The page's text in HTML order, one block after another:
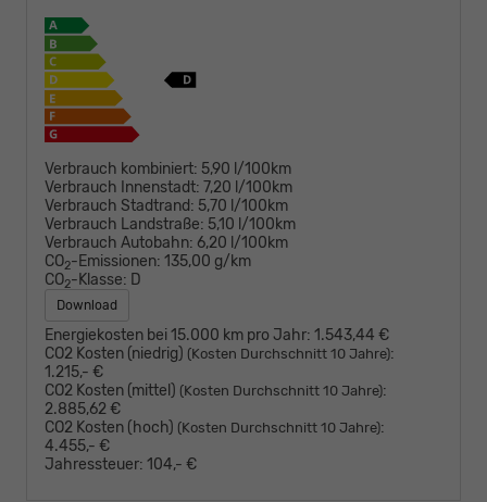
Verbrauch kombiniert: 5,90 l/100km
Verbrauch Innenstadt: 7,20 l/100km
Verbrauch Stadtrand: 5,70 l/100km
Verbrauch Landstraße: 5,10 l/100km
Verbrauch Autobahn: 6,20 l/100km
CO2-Emissionen: 135,00 g/km
CO2-Klasse: D
Download
Energiekosten bei 15.000 km pro Jahr: 1.543,44 €
CO2 Kosten (niedrig) (Kosten Durchschnitt 10 Jahre):
1.215,- €
CO2 Kosten (mittel) (Kosten Durchschnitt 10 Jahre):
2.885,62 €
CO2 Kosten (hoch) (Kosten Durchschnitt 10 Jahre):
4.455,- €
Jahressteuer: 104,- €